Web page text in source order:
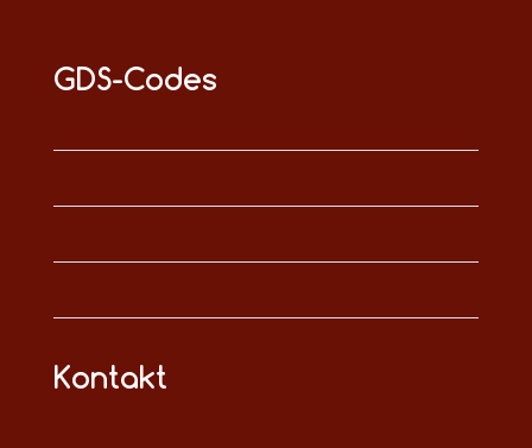
GDS-Codes
Kontakt